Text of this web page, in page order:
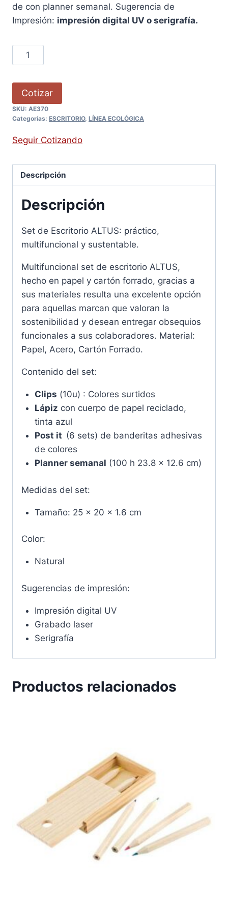
de con planner semanal. Sugerencia de
Impresión: impresión digital UV o serigrafía.
Cotizar
SKU: AE370
Categorías: ESCRITORIO, LÍNEA ECOLÓGICA
Seguir Cotizando
Descripción
Descripción
Set de Escritorio ALTUS: práctico,
multifuncional y sustentable.
Multifuncional set de escritorio ALTUS,
hecho en papel y cartón forrado, gracias a
sus materiales resulta una excelente opción
para aquellas marcan que valoran la
sostenibilidad y desean entregar obsequios
funcionales a sus colaboradores. Material:
Papel, Acero, Cartón Forrado.
Contenido del set:
Clips (10u) : Colores surtidos
Lápiz con cuerpo de papel reciclado,
tinta azul
Post it (6 sets) de banderitas adhesivas
de colores
Planner semanal (100 h 23.8 x 12.6 cm)
Medidas del set:
Tamaño: 25 x 20 x 1.6 cm
Color:
Natural
Sugerencias de impresión:
Impresión digital UV
Grabado laser
Serigrafía
Productos relacionados